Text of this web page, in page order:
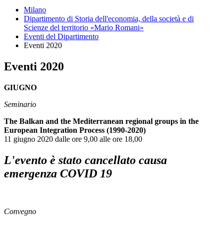
Milano
Dipartimento di Storia dell'economia, della società e di
Scienze del territorio «Mario Romani»
Eventi del Dipartimento
Eventi 2020
Eventi 2020
GIUGNO
Seminario
The Balkan and the Mediterranean regional groups in the
European Integration Process (1990-2020)
11 giugno 2020 dalle ore 9,00 alle ore 18,00
L'evento è stato cancellato causa
emergenza COVID 19
Convegno